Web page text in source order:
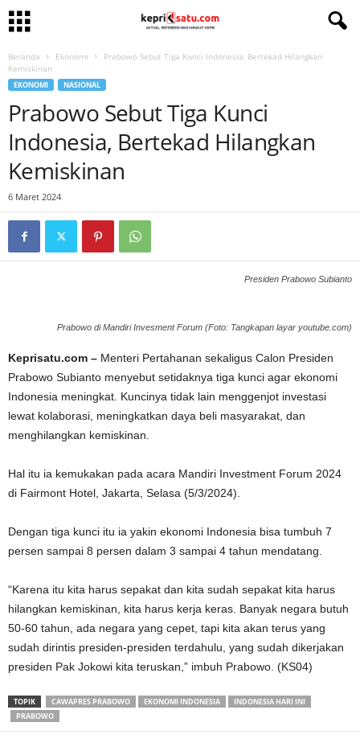
Beranda Ekonomi
Prabowo Sebut Tiga Kunci Indonesia, Bertekad Hilangkan
Kemiskinan
EKONOMI NASIONAL
Prabowo Sebut Tiga Kunci
Indonesia, Bertekad Hilangkan
Kemiskinan
6 Maret 2024
Presiden Prabowo Subianto
Prabowo di Mandiri Invesment Forum (Foto: Tangkapan layar youtube.com)
Keprisatu.com – Menteri Pertahanan sekaligus Calon Presiden
Prabowo Subianto menyebut setidaknya tiga kunci agar ekonomi
Indonesia meningkat. Kuncinya tidak lain menggenjot investasi
lewat kolaborasi, meningkatkan daya beli masyarakat, dan
menghilangkan kemiskinan.
Hal itu ia kemukakan pada acara Mandiri Investment Forum 2024
di Fairmont Hotel, Jakarta, Selasa (5/3/2024).
Dengan tiga kunci itu ia yakin ekonomi Indonesia bisa tumbuh 7
persen sampai 8 persen dalam 3 sampai 4 tahun mendatang.
“Karena itu kita harus sepakat dan kita sudah sepakat kita harus
hilangkan kemiskinan, kita harus kerja keras. Banyak negara butuh
50-60 tahun, ada negara yang cepet, tapi kita akan terus yang
sudah dirintis presiden-presiden terdahulu, yang sudah dikerjakan
presiden Pak Jokowi kita teruskan,” imbuh Prabowo. (KS04)
TOPIK CAWAPRES PRABOWO EKONOMI INDONESIA
INDONESIA HARI INI
PRABOWO